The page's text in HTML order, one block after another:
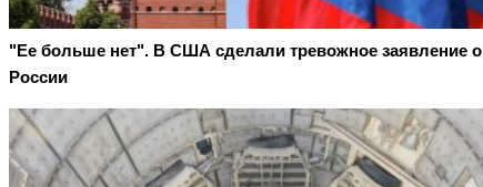
"Ее больше нет". В США сделали тревожное заявление о
России